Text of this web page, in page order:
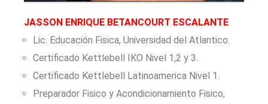
JASSON ENRIQUE BETANCOURT ESCALANTE
Lic. Educación Fisica, Universidad del Atlantico.
Certificado Kettlebell IKO Nivel 1,2 y 3.
Certificado Kettlebell Latinoamerica Nivel 1.
Preparador Fisico y Acondicionamiento Fisico,